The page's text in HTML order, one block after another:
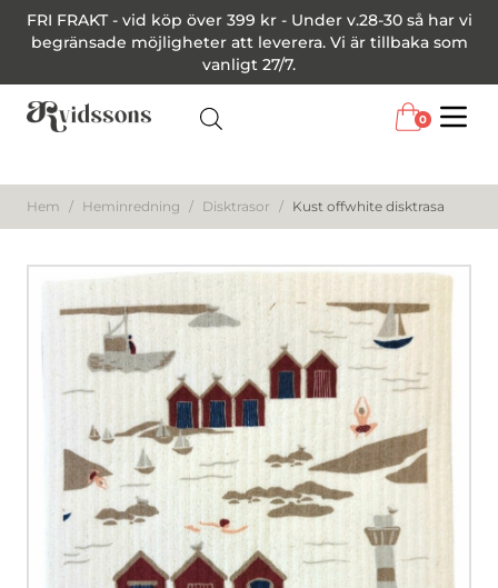
FRI FRAKT - vid köp över 399 kr - Under v.28-30 så har vi
begränsade möjligheter att leverera. Vi är tillbaka som
vanligt 27/7.
0
Hem / Heminredning / Disktrasor / Kust offwhite disktrasa